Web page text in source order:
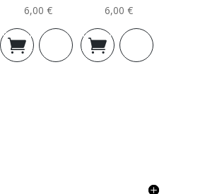
6,00€
Dodaj u
košaricu
6,00 €
Dodaj u
košaricu